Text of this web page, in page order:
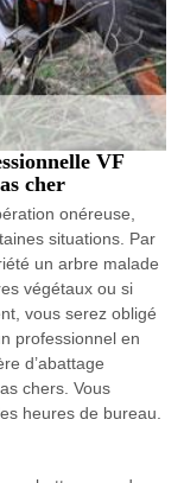
VF
cher
onéreuse,
situations. Par
un arbre malade
végétaux ou si
vous serez obligé
professionnel en
d’abattage
chers. Vous
heures de bureau.